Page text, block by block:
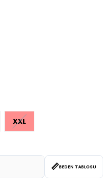
XXL
📏BEDEN TABLOSU